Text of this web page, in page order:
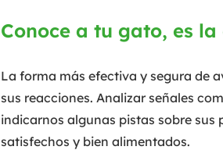
Conoce a tu gato, es
La forma más efectiva y segura de
sus reacciones. Analizar señales
indicarnos algunas pistas sobre sus
satisfechos y bien alimentados.